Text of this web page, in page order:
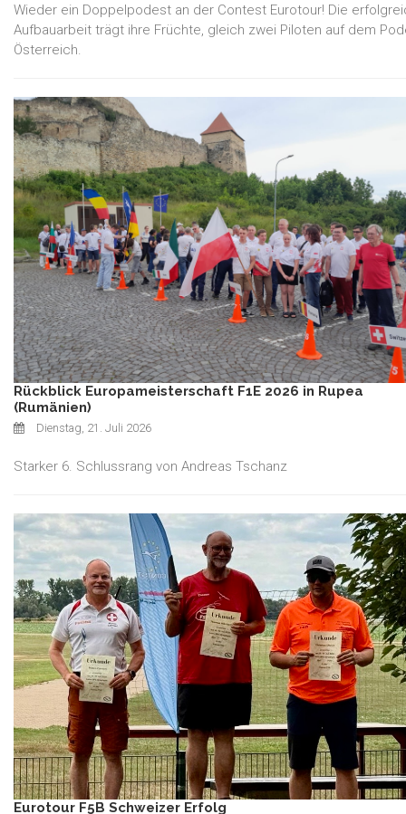
Wieder ein Doppelpodest an der Contest Eurotour! Die
Aufbauarbeit trägt ihre Früchte, gleich zwei Piloten auf dem
Österreich.
Rückblick Europameisterschaft F1E 2026 in Rupea
(Rumänien)
Dienstag, 21. Juli 2026
Starker 6. Schlussrang von Andreas Tschanz
Eurotour F5B Schweizer Erfolg